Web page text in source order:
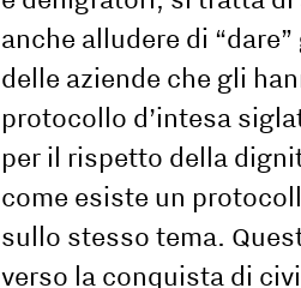
anche alludere di
delle aziende che gli
protocollo d’intesa
per il rispetto della
come esiste un
sullo stesso tema.
verso la conquista di